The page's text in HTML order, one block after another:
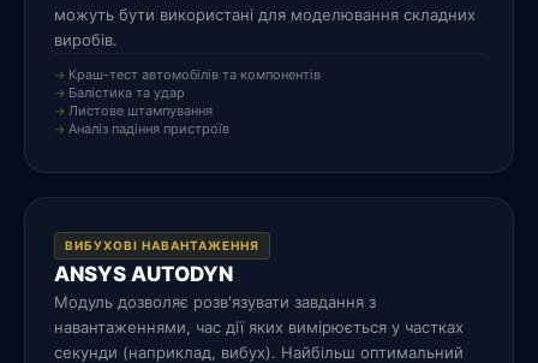
можуть бути використані для моделювання складних
виробів.
Краш-тест автомобілів та компонентів
Балістика та удар
Листове штампування
Аналіз падіння пристроїв
ВИБУХОВІ НАВАНТАЖЕННЯ
ANSYS AUTODYN
Модуль дозволяє розв'язувати завдання з
навантаженнями, час дії яких вимірюється у частках
секунди (наприклад, вибух). Найбільш оптимальний